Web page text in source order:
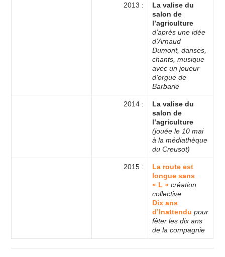
2013 :
La valise du
salon de
l’agriculture
d’après une idée
d’Arnaud
Dumont, danses,
chants, musique
avec un joueur
d’orgue de
Barbarie
2014 :
La valise du
salon de
l’agriculture
(jouée le 10 mai
à la médiathèque
du Creusot)
2015 :
La route est
longue sans
« L » création
collective
Dix ans
d’Inattendu pour
fêter les dix ans
de la compagnie